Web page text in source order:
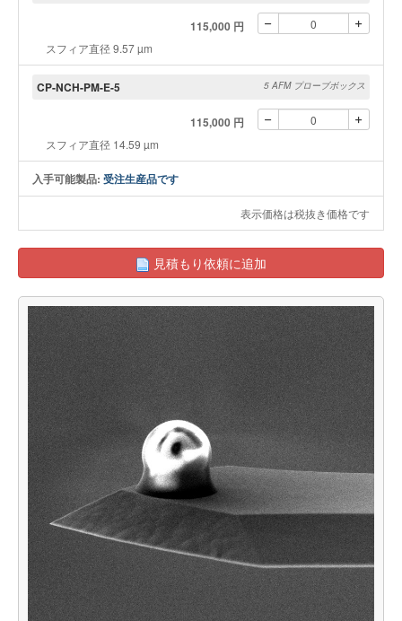
115,000 円
スフィア直径 9.57 µm
CP-NCH-PM-E-5 5 AFM プローブボックス
115,000 円
スフィア直径 14.59 µm
入手可能製品: 受注生産品です
表示価格は税抜き価格です
見積もり依頼に追加